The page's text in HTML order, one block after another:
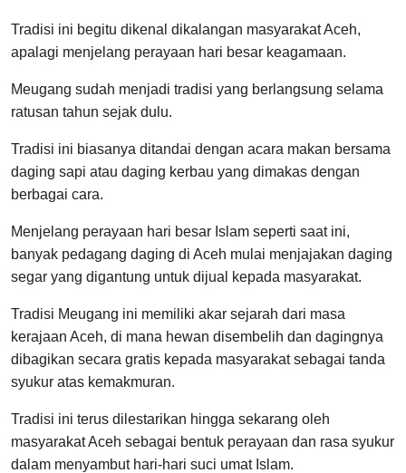
Tradisi ini begitu dikenal dikalangan masyarakat Aceh,
apalagi menjelang perayaan hari besar keagamaan.
Meugang sudah menjadi tradisi yang berlangsung selama
ratusan tahun sejak dulu.
Tradisi ini biasanya ditandai dengan acara makan bersama
daging sapi atau daging kerbau yang dimakas dengan
berbagai cara.
Menjelang perayaan hari besar Islam seperti saat ini,
banyak pedagang daging di Aceh mulai menjajakan daging
segar yang digantung untuk dijual kepada masyarakat.
Tradisi Meugang ini memiliki akar sejarah dari masa
kerajaan Aceh, di mana hewan disembelih dan dagingnya
dibagikan secara gratis kepada masyarakat sebagai tanda
syukur atas kemakmuran.
Tradisi ini terus dilestarikan hingga sekarang oleh
masyarakat Aceh sebagai bentuk perayaan dan rasa syukur
dalam menyambut hari-hari suci umat Islam.